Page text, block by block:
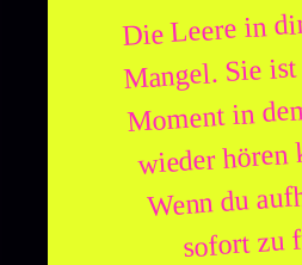
Die Leere in
Mangel. Sie
Moment in
wieder hören
Wenn du
sofort zu